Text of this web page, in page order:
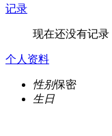
记录
现在还没有记录
个人资料
性别保密
生日